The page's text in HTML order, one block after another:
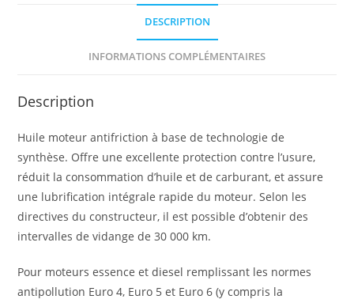
DESCRIPTION
INFORMATIONS COMPLÉMENTAIRES
Description
Huile moteur antifriction à base de technologie de
synthèse. Offre une excellente protection contre l’usure,
réduit la consommation d’huile et de carburant, et assure
une lubrification intégrale rapide du moteur. Selon les
directives du constructeur, il est possible d’obtenir des
intervalles de vidange de 30 000 km.
Pour moteurs essence et diesel remplissant les normes
antipollution Euro 4, Euro 5 et Euro 6 (y compris la